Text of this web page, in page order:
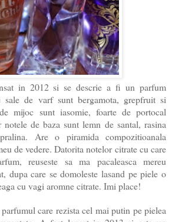
in 2012 si se descrie a fi un parfum
sale de varf sunt bergamota, grepfruit si
mijoc sunt iasomie, foarte de portocal
de baza sunt lemn de santal, rasina
Are o piramida compozitioanala
de vedere. Datorita notelor citrate cu care
reuseste sa ma pacaleasca mereu
dupa care se domoleste lasand pe piele o
cu vagi aromne citrate. Imi place!
care rezista cel mai putin pe pielea